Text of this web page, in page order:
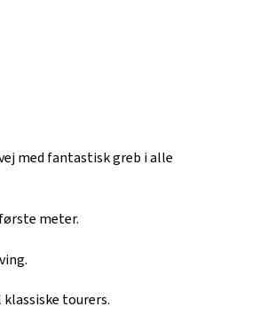
med fantastisk greb i alle
meter.
tourers.